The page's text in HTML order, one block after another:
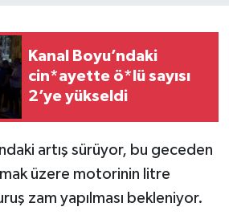
Kanal Boyu’ndaki
cin*ayette ö*lü sayısı
2’ye yükseldi
artış sürüyor, bu geceden
üzere motorinin litre
zam yapılması bekleniyor.